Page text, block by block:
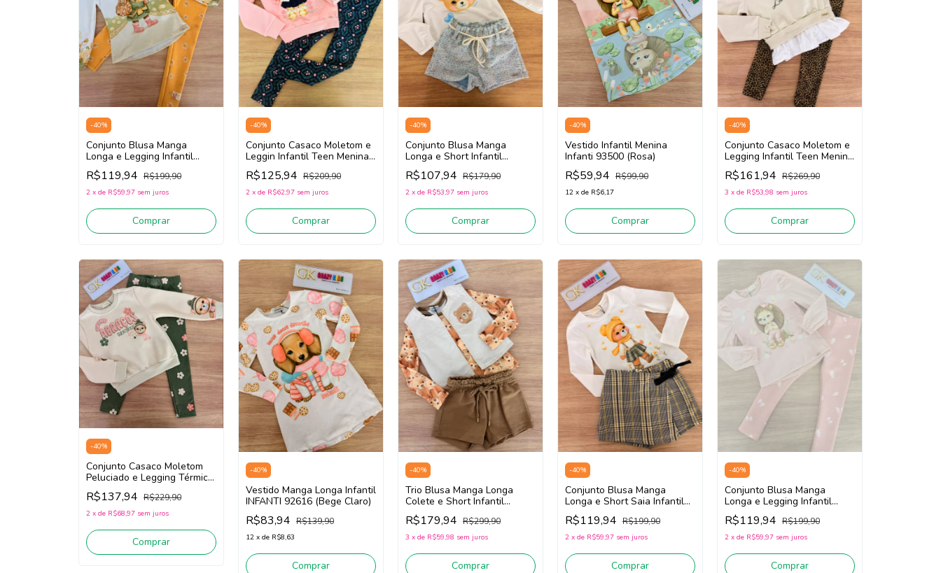
-40%
Conjunto Blusa Manga
Longa e Legging Infantil
Teen Menina Infanti 89421
(Off White/Amarelo)
R$119,94 R$199,90
2 x de R$59,97 sem juros
Comprar
-40%
Conjunto Casaco Moletom e
Leggin Infantil Teen Menina
Infanti 89179 (Rosa/Azul)
R$125,94 R$209,90
2 x de R$62,97 sem juros
Comprar
-40%
Conjunto Blusa Manga
Longa e Short Infantil
Menina Infanti 92607 (Off
White/Azul)
R$107,94 R$179,90
2 x de R$53,97 sem juros
Comprar
-40%
Vestido Infantil Menina
Infanti 93500 (Rosa)
R$59,94 R$99,90
12 x de R$6,17
Comprar
-40%
Conjunto Casaco Moletom e
Legging Infantil Teen Menina
Infanti 89756 (Bege
Claro/Marrom)
R$161,94 R$269,90
3 x de R$53,98 sem juros
Comprar
-40%
Conjunto Casaco Moletom
Peluciado e Legging Térmica
Infantil Infanti 89623 (Off
White /Verde)
R$137,94 R$229,90
2 x de R$68,97 sem juros
Comprar
-40%
Vestido Manga Longa Infantil
INFANTI 92616 (Bege Claro)
R$83,94 R$139,90
12 x de R$8,63
Comprar
-40%
Trio Blusa Manga Longa
Colete e Short Infantil
Menina INFANTI 94230 (
Bege Claro/ Marrom)
R$179,94 R$299,90
3 x de R$59,98 sem juros
Comprar
-40%
Conjunto Blusa Manga
Longa e Short Saia Infantil
INFANTI 91833 (Off White/
Xadrez Amarelo)
R$119,94 R$199,90
2 x de R$59,97 sem juros
Comprar
-40%
Conjunto Blusa Manga
Longa e Legging Infantil
INFANTI 89425 (Nude/ Rosa
Médio)
R$119,94 R$199,90
2 x de R$59,97 sem juros
Comprar